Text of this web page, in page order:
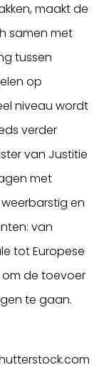
maakt de
samen met
tussen
op
niveau wordt
verder
van Justitie
met
en
van
tot Europese
om de toevoer
te gaan.